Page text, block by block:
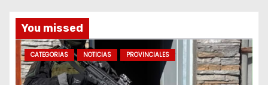
s
You missed
CATEGORIAS NOTICIAS PROVINCIALES